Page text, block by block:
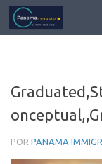
POR PANAMA